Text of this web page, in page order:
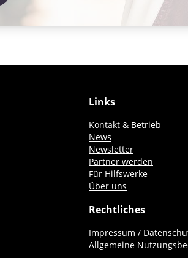
Links
Kontakt & Betrieb
News
Newsletter
Partner werden
Für Hilfswerke
Über uns
Rechtliches
Impressum /
Allgemeine